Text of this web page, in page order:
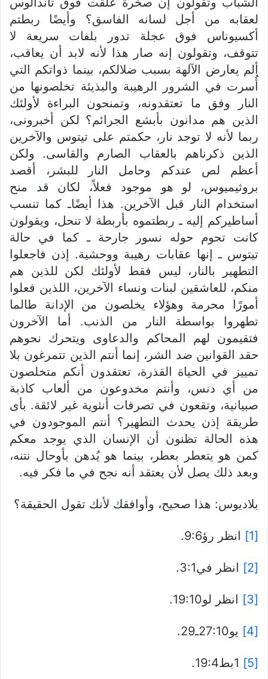
لعقابه من أجل لسانه الفاسق؟ وأيضًا ربطتم
أكسيوناس فوق عجلة تدور بلفات سريعة لا
تتوقف، وتقولون إنه صار هذا لأنه لابد أن يعاقب،
ألم يعارض الآلهة بسبب ضلالكم، بينما ذواتكم التي
أُسرت في الشرور الرهيبة والبذيئة تخلصونها من
النار وفق ما تعتقدونه، وتمنحون البراءة لأولئك
الذين هم مدانون بأبشع الجرائم؟ لكن أخبرونى،
ربما لأنه لا توجد نار، حكمتم على تيتوس والآخرين
الذين ذكرناهم بالعقاب الصارم والقاسى. ولكن
أعظم لص عندكم وحامل النار للبشر، أقصد
بروثيميوس، لو هو موجود فعلاً، لكان قد منح
استخدام النار قبل الآخرين. هذا أيضًاـ كما تنسب
أساطيركم إليه ـ ربطتموه بأربطة لا تنحل، ويقولون
كانت تحوم حوله نسور جارحة ـ كما في حالة
تيتوس ـ إنها عقابات رهيبة ووحشية. إذن فاجعلوا
التطهير بالنار، ليس فقط لأولئك لكن للذين هم
منكم، للعاشقين لبنات ونساء الآخرين، اللذين فعلوا
أمورًا محرمة وهؤلاء يخلصون من الإدانة طالما
تطهروا بواسطة النار من الذنب. أما الآخرون
فتقيمون لهم المحاكم والدعاوى ويتحرك نحوهم
حقد القوانين ضد الشر، إنما أنتم الذين تتمرغون بلا
تمييز في الحياة القذرة، تعتقدون أنكم متخلصون
من أي دنس، وأنتم مخدوعون من ألعاب كاذبة
صبيانية، وتقعون في تصرفات أنثوية غير لائقة. بأى
طريقة إذن يحدث التطهير؟ أنتم الموجودون في
هذه الحالة تظنون أن الإنسان الذي يوجد معكم
كمن هو يتعطر بعطر، بينما هو يُدهن بأوحال نتنه،
وبعد ذلك يصل لأن يعتقد أنه نجح في ما فكر فيه.
بلاديوس: هذا صحيح، وأوافقك لأنك تقول الحقيقة؟
[1] انظر رؤ9:6.
[2] انظر في3:1.
[3] انظر لو19:10.
[4] يو27:10ـ29.
[5]